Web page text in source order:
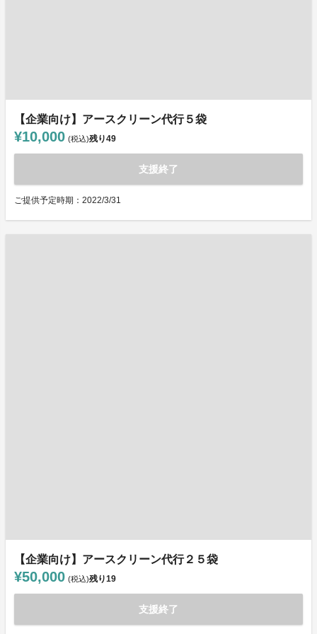
【企業向け】アースクリーン代行５袋
¥10,000 (税込)残り49
支援終了
ご提供予定時期：2022/3/31
【企業向け】アースクリーン代行２５袋
¥50,000 (税込)残り19
支援終了